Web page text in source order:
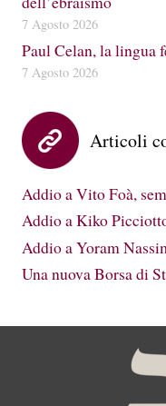
7 Agosto 2026
Paul Celan, la lingua
7 Agosto 2026
Articoli
Addio a Vito Foà,
Addio a Kiko
Addio a Yoram
Una nuova Borsa di